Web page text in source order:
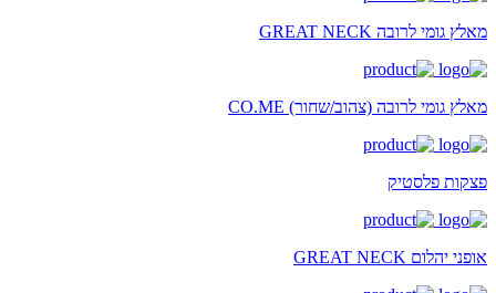
מאלץ גומי לרובה GREAT NECK
מאלץ גומי לרובה (צהוב/שחור) CO.ME
פצקות פלסטיק
אופני יהלום GREAT NECK